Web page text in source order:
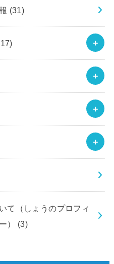
(31)
て（しょうのプロフィ
） (3)